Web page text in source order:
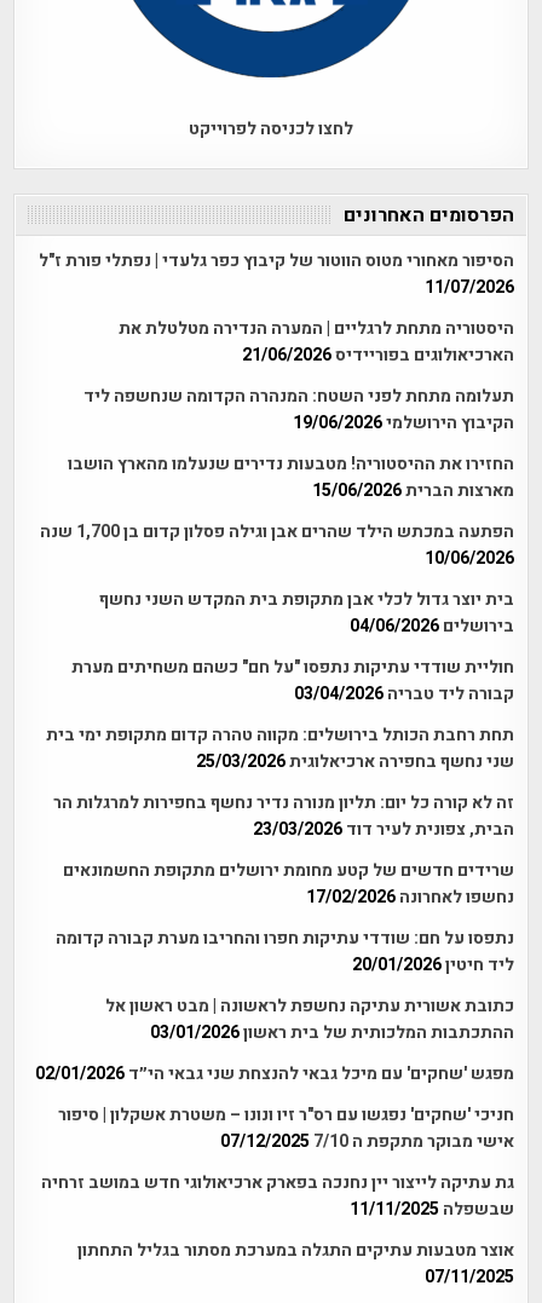
לחצו לכניסה לפרוייקט
הפרסומים האחרונים
הסיפור מאחורי מטוס הווטור של קיבוץ כפר גלעדי | נפתלי פורת ז"ל
11/07/2026
היסטוריה מתחת לרגליים | המערה הנדירה מטלטלת את
הארכיאולוגים בפוריידיס21/06/2026
תעלומה מתחת לפני השטח: המנהרה הקדומה שנחשפה ליד
הקיבוץ הירושלמי19/06/2026
החזירו את ההיסטוריה! מטבעות נדירים שנעלמו מהארץ הושבו
מארצות הברית15/06/2026
הפתעה במכתש הילד שהרים אבן וגילה פסלון קדום בן 1,700 שנה
10/06/2026
בית יוצר גדול לכלי אבן מתקופת בית המקדש השני נחשף
בירושלים 04/06/2026
חוליית שודדי עתיקות נתפסו "על חם" כשהם משחיתים מערת
קבורה ליד טבריה 03/04/2026
תחת רחבת הכותל בירושלים: מקווה טהרה קדום מתקופת ימי בית
שני נחשף בחפירה ארכיאלוגית25/03/2026
זה לא קורה כל יום: תליון מנורה נדיר נחשף בחפירות למרגלות הר
הבית, צפונית לעיר דוד 23/03/2026
שרידים חדשים של קטע מחומת ירושלים מתקופת החשמונאים
נחשפו לאחרונה 17/02/2026
נתפסו על חם: שודדי עתיקות חפרו והחריבו מערת קבורה קדומה
ליד חיטין20/01/2026
כתובת אשורית עתיקה נחשפת לראשונה | מבט ראשון אל
ההתכתבות המלכותית של בית ראשון03/01/2026
מפגש 'שחקים' עם מיכל גבאי להנצחת שני גבאי הי״ד 02/01/2026
חניכי 'שחקים' נפגשו עם רס"ר זיו ונונו – משטרת אשקלון | סיפור
אישי מבוקר מתקפת ה 7/10
07/12/2025
גת עתיקה לייצור יין נחנכה בפארק ארכיאולוגי חדש במושב זרחיה
שבשפלה 11/11/2025
אוצר מטבעות עתיקים התגלה במערכת מסתור בגליל התחתון
07/11/2025